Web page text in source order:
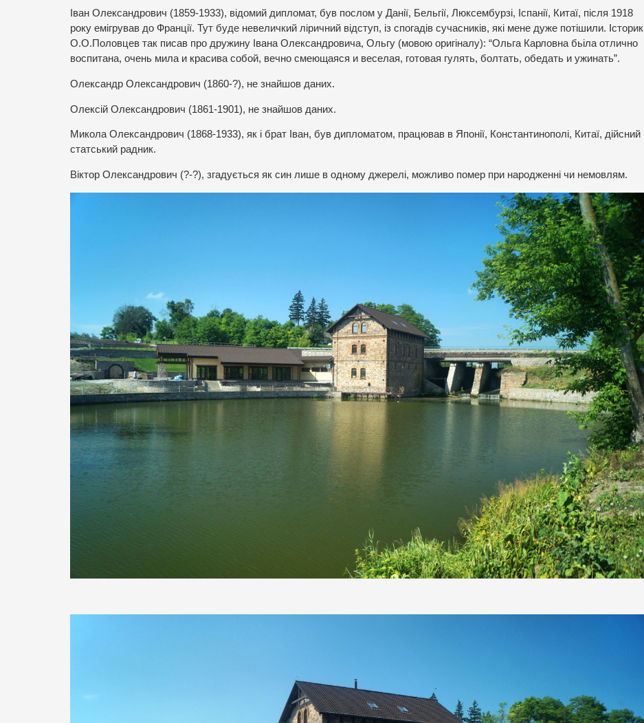
Іван Олександрович (1859-1933), відомий дипломат, був послом у Данії, Бельгії, Люксембурзі, Іспанії, Китаї, після 1918
року емігрував до Франції. Тут буде невеличкий ліричний відступ, із спогадів сучасників, які мене дуже потішили. Історик
О.О.Половцев так писав про дружину Івана Олександровича, Ольгу (мовою оригіналу): “Ольга Карловна бьіла отлично
воспитана, очень мила и красива собой, вечно смеющаяся и веселая, готовая гулять, болтать, обедать и ужинать”.
Олександр Олександрович (1860-?), не знайшов даних.
Олексій Олександрович (1861-1901), не знайшов даних.
Микола Олександрович (1868-1933), як і брат Іван, був дипломатом, працював в Японії, Константинополі, Китаї, дійсний
статський радник.
Віктор Олександрович (?-?), згадується як син лише в одному джерелі, можливо помер при народженні чи немовлям.